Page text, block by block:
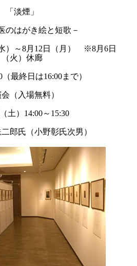
「淡煙」
のはがき絵と短歌－
）～8月12日（月） ※8月6日
（火）休廊
（最終日は16:00まで）
（入場無料）
土）14:00～15:30
郎氏（小野彰氏次男）